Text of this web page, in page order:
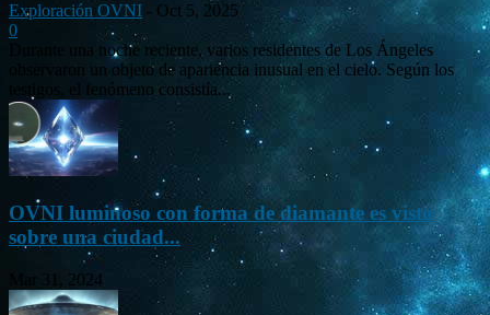
Exploración OVNI - Oct 5, 2025
0
Durante una noche reciente, varios residentes de Los Ángeles
observaron un objeto de apariencia inusual en el cielo. Según los
testigos, el fenómeno consistía...
OVNI luminoso con forma de diamante es visto
sobre una ciudad...
Mar 31, 2024